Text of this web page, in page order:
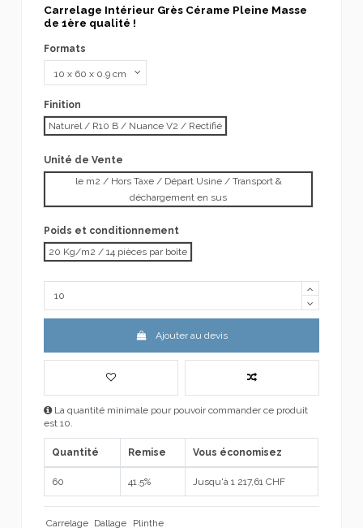
Carrelage Intérieur Grès Cérame Pleine Masse
de 1ère qualité !
Formats
Finition
Naturel / R10 B / Nuance V2 / Rectifié
Unité de Vente
le m2 / Hors Taxe / Départ Usine / Transport &
déchargement en sus
Poids et conditionnement
20 Kg/m2 / 14 pièces par boîte
Ajouter au devis
La quantité minimale pour pouvoir commander ce produit
est 10.
Quantité Remise Vous économisez
60 41.5% Jusqu'à 1 217,61 CHF
Carrelage Dallage Plinthe